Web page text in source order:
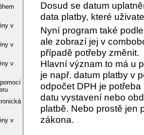
v
v
v
v
Dosud se datum
data platby, které
Nyní program také
ale zobrazí jej v
případě potřeby změnit.
Hlavní význam to má u
je např. datum platby v
odpočet DPH je
datu vystavení nebo
platbě. Nebo prostě jen
zákona.